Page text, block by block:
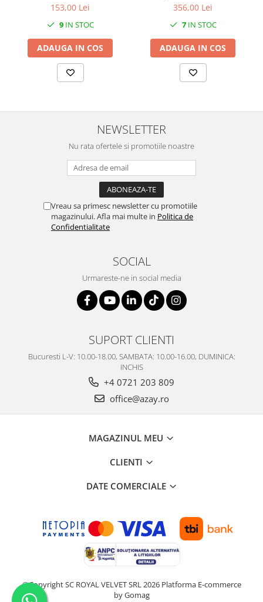
153,00 Lei
9IN STOC
ADAUGA IN COS
356,00 Lei
7IN STOC
ADAUGA IN COS
NEWSLETTER
Nu rata ofertele si promotiile noastre
Vreau sa primesc newsletter cu promotiile
magazinului. Afla mai multe in Politica de
Confidentialitate
SOCIAL
Urmareste-ne in social media
SUPORT CLIENTI
Bucuresti L-V: 10.00-18.00, SAMBATA: 10.00-16.00, DUMINICA:
INCHIS
+4 0721 203 809
office@azay.ro
MAGAZINUL MEU
CLIENTI
DATE COMERCIALE
©Copyright SC ROYAL VELVET SRL 2026 Platforma E-commerce
by Gomag